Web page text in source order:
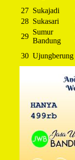
27 Sukajadi
28 Sukasari
29
Sumur
Bandung
30 Ujungberung